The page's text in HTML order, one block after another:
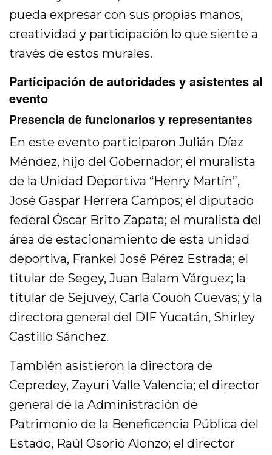
pueda expresar con sus propias manos,
creatividad y participación lo que siente a
través de estos murales.
Participación de autoridades y asistentes al
evento
Presencia de funcionarios y representantes
En este evento participaron Julián Díaz
Méndez, hijo del Gobernador; el muralista
de la Unidad Deportiva “Henry Martín”,
José Gaspar Herrera Campos; el diputado
federal Óscar Brito Zapata; el muralista del
área de estacionamiento de esta unidad
deportiva, Frankel José Pérez Estrada; el
titular de Segey, Juan Balam Várguez; la
titular de Sejuvey, Carla Couoh Cuevas; y la
directora general del DIF Yucatán, Shirley
Castillo Sánchez.
También asistieron la directora de
Cepredey, Zayuri Valle Valencia; el director
general de la Administración de
Patrimonio de la Beneficencia Pública del
Estado, Raúl Osorio Alonzo; el director